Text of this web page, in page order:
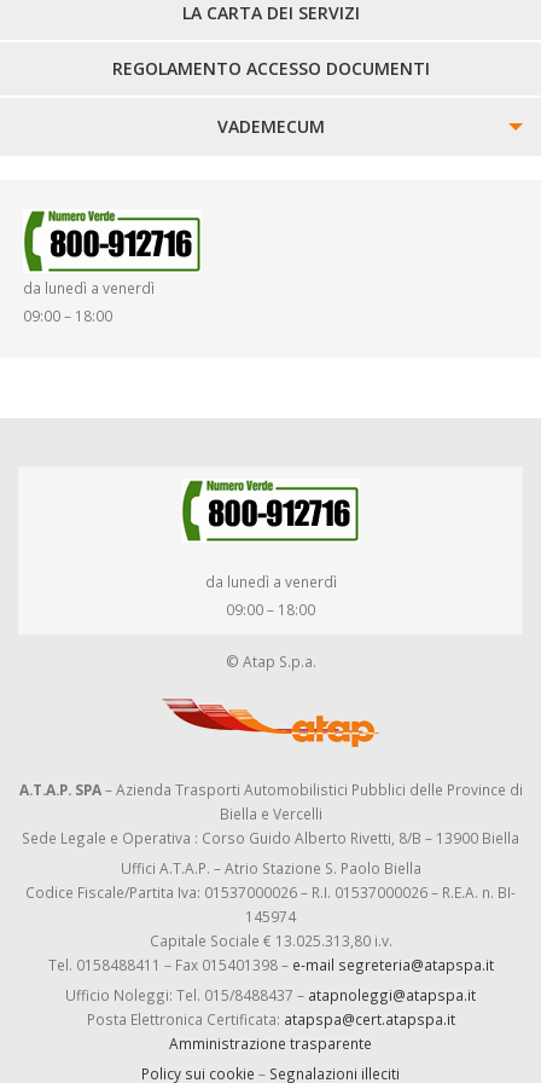
LA CARTA DEI SERVIZI
REGOLAMENTO ACCESSO DOCUMENTI
VADEMECUM
SMARRIMENTO OGGETTI
da lunedì a venerdì
09:00 – 18:00
da lunedì a venerdì
09:00 – 18:00
© Atap S.p.a.
A.T.A.P. SPA– Azienda Trasporti Automobilistici Pubblici delle Province di
Biella e Vercelli
Sede Legale e Operativa : Corso Guido Alberto Rivetti, 8/B – 13900 Biella
Uffici A.T.A.P. – Atrio Stazione S. Paolo Biella
Codice Fiscale/Partita Iva: 01537000026 – R.I. 01537000026 – R.E.A. n. BI-
145974
Capitale Sociale € 13.025.313,80 i.v.
Tel. 0158488411 – Fax 015401398 – e-mail segreteria@atapspa.it
Ufficio Noleggi: Tel. 015/8488437 – atapnoleggi@atapspa.it
Posta Elettronica Certificata: atapspa@cert.atapspa.it
Amministrazione trasparente
Policy sui cookie – Segnalazioni illeciti